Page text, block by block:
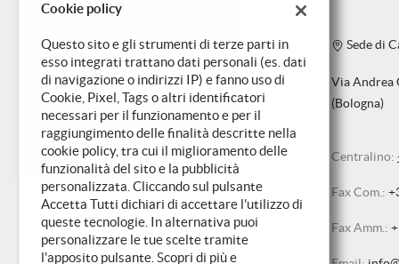
Orari di apertura
Da Lunedì a Venerdì: 9.00 - 13.00/14.30 -
19.00
Sabato: dalle 9.00 alle 13.00
Servizio officina aperto dal lunedì al venerdì
Sede di
Via Andrea
(Bologna)
Centralino:
Fax Com.:
Fax Amm.:
Cookie policy
Questo sito e gli strumenti di terze parti in
esso integrati trattano dati personali (es. dati
di navigazione o indirizzi IP) e fanno uso di
Cookie, Pixel, Tags o altri identificatori
necessari per il funzionamento e per il
raggiungimento delle finalità descritte nella
cookie policy, tra cui il miglioramento delle
funzionalità del sito e la pubblicità
personalizzata. Cliccando sul pulsante
Accetta Tutti dichiari di accettare l'utilizzo di
queste tecnologie. In alternativa puoi
personalizzare le tue scelte tramite
l'apposito pulsante. Scopri di più e